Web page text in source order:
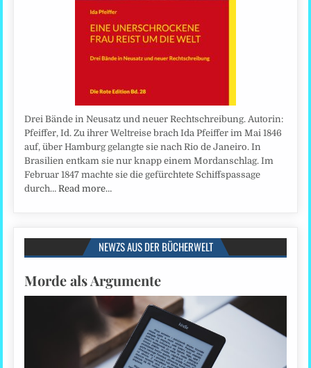
Drei Bände in Neusatz und neuer Rechtschreibung. Autorin:
Pfeiffer, Id. Zu ihrer Weltreise brach Ida Pfeiffer im Mai 1846
auf, über Hamburg gelangte sie nach Rio de Janeiro. In
Brasilien entkam sie nur knapp einem Mordanschlag. Im
Februar 1847 machte sie die gefürchtete Schiffspassage
durch…Read more…
NEWZS AUS DER BÜCHERWELT
Morde als Argumente